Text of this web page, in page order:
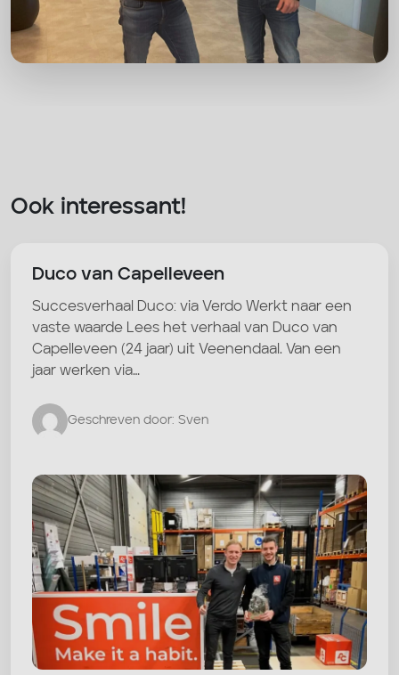
Ook interessant!
Duco van Capelleveen
Succesverhaal Duco: via Verdo Werkt naar een
vaste waarde Lees het verhaal van Duco van
Capelleveen (24 jaar) uit Veenendaal. Van een
jaar werken via…
Geschreven door: Sven